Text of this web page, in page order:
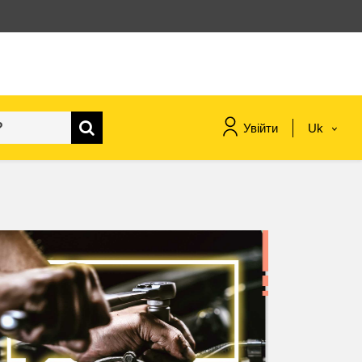
Увійти Uk
міграція та інтеграція
харчування, здоров'я та
добробут
лідерство в державному
секторі, інновації та обмін
знаннями